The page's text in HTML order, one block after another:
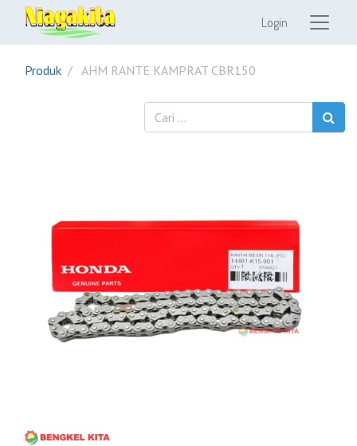
Login
Produk AHM RANTE KAMPRAT CBR150